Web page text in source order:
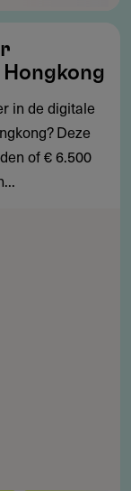
in de digitale
Deze
of € 6.500